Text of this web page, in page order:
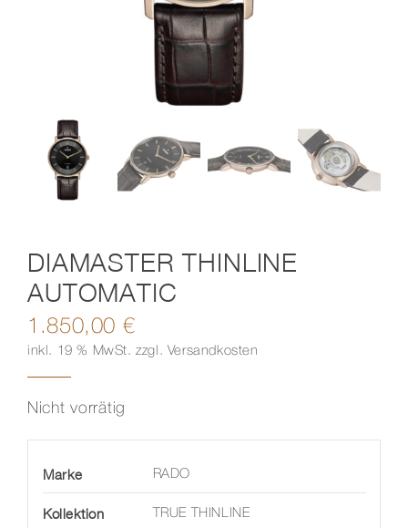
DIAMASTER THINLINE
AUTOMATIC
1.850,00 €
inkl. 19 % MwSt. zzgl. Versandkosten
Nicht vorrätig
Marke RADO
Kollektion TRUE THINLINE